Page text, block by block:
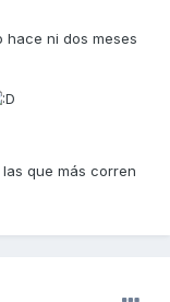
hace ni dos meses
que más corren